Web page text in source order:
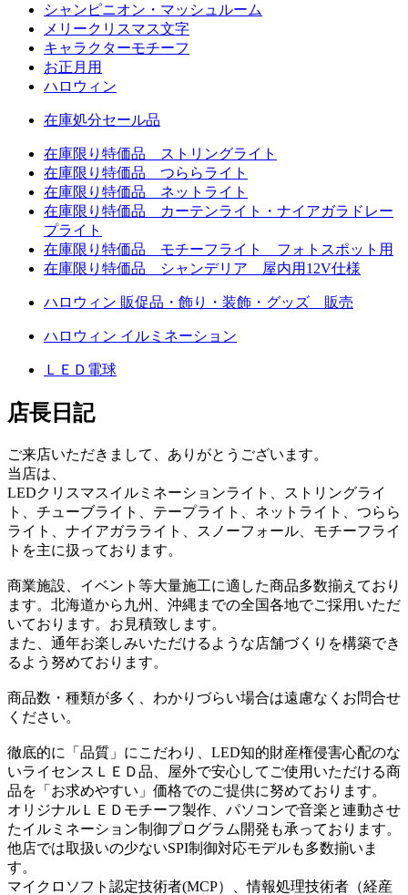
シャンピニオン・マッシュルーム
メリークリスマス文字
キャラクターモチーフ
お正月用
ハロウィン
在庫処分セール品
在庫限り特価品 ストリングライト
在庫限り特価品 つららライト
在庫限り特価品 ネットライト
在庫限り特価品 カーテンライト・ナイアガラドレー
プライト
在庫限り特価品 モチーフライト フォトスポット用
在庫限り特価品 シャンデリア 屋内用12V仕様
ハロウィン 販促品・飾り・装飾・グッズ 販売
ハロウィン イルミネーション
ＬＥＤ電球
店長日記
ご来店いただきまして、ありがとうございます。
当店は、
LEDクリスマスイルミネーションライト、ストリングライ
ト、チューブライト、テープライト、ネットライト、つらら
ライト、ナイアガラライト、スノーフォール、モチーフライ
トを主に扱っております。
商業施設、イベント等大量施工に適した商品多数揃えており
ます。北海道から九州、沖縄までの全国各地でご採用いただ
いております。お見積致します。
また、通年お楽しみいただけるような店舗づくりを構築でき
るよう努めております。
商品数・種類が多く、わかりづらい場合は遠慮なくお問合せ
ください。
徹底的に「品質」にこだわり、LED知的財産権侵害心配のな
いライセンスＬＥＤ品、屋外で安心してご使用いただける商
品を「お求めやすい」価格でのご提供に努めております。
オリジナルＬＥＤモチーフ製作、パソコンで音楽と連動させ
たイルミネーション制御プログラム開発も承っております。
他店では取扱いの少ないSPI制御対応モデルも多数揃いま
す。
マイクロソフト認定技術者(MCP）、情報処理技術者（経産